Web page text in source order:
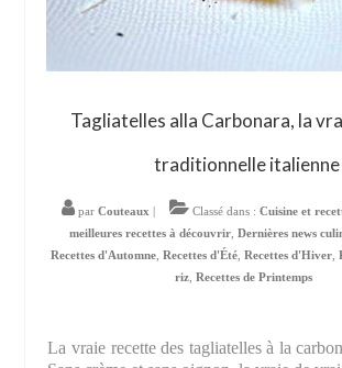
Tagliatelles alla Carbonara, la
traditionnelle italienne
par Couteaux Classé dans : Cuisine et
meilleures recettes à découvrir, Dernières news
Recettes d'Automne Recettes d'Été Recettes d'Hiver
riz Recettes de Printemps
La vraie recette des tagliatelles à la